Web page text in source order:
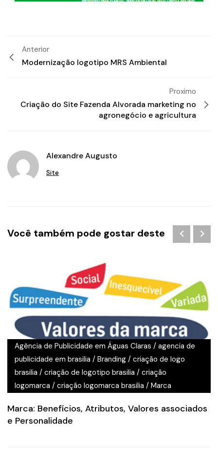
Anterior
Modernização logotipo MRS Ambiental
Proximo
Criação do Site Fazenda Alvorada marketing no
agronegócio e agricultura
Alexandre Augusto
Site
Você também pode gostar deste
Agência de Publicidade em Águas Claras / agencia de
publicidade em brasilia / Branding / criação de logo
brasilia / criação de logotipo brasilia / criação
logomarca / criação logomarca brasilia / Marca
Marca: Benefícios, Atributos, Valores associados
e Personalidade